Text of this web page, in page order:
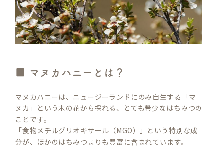
■ マヌカハニーとは？
マヌカハニーは、ニュージーランドにのみ自生する「マ
ヌカ」という木の花から採れる、とても希少なはちみつの
ことです。
「食物メチルグリオキサール（MGO）」という特別な成
分が、ほかのはちみつよりも豊富に含まれています。